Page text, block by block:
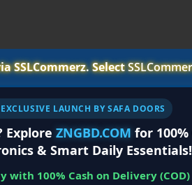
SSLCommerz. Select
EXCLUSIVE LAUNCH BY SAFA DOORS
Explore ZNGBD.COM for
& Smart Daily Essentials!
with 100% Cash on Delivery